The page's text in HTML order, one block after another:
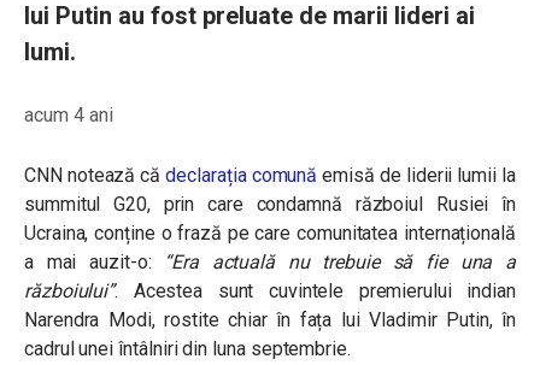
lui Putin au fost preluate de marii lideri ai
lumi.
acum 4 ani
CNN notează cădeclarația comună emisă de liderii lumii la
summitul G20, prin care condamnă războiul Rusiei în
Ucraina, conține o frază pe care comunitatea internațională
a mai auzit-o:
“Era actuală nu trebuie să fie una a
războiului”. Acestea sunt cuvintele premierului indian
Narendra Modi, rostite chiar în fața lui Vladimir Putin, în
cadrul unei întâlniri din luna septembrie.